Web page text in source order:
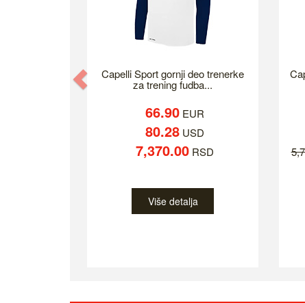
Capelli Sport gornji deo trenerke
za trening fudba...
66.90EUR
80.28USD
7,370.00RSD
Više detalja
Previous